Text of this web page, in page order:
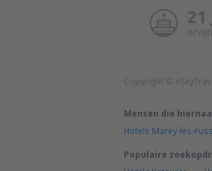
21
Copyright ©
Mensen die
Hotels Marey-lès-
Populaire